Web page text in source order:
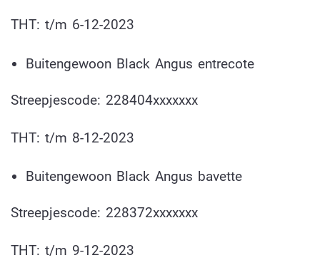
THT: t/m 6-12-2023
Buitengewoon Black Angus entrecote
Streepjescode: 228404xxxxxxx
THT: t/m 8-12-2023
Buitengewoon Black Angus bavette
Streepjescode: 228372xxxxxxx
THT: t/m 9-12-2023